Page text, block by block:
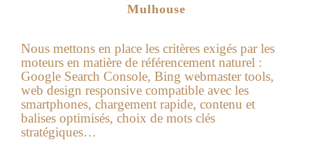
Mulhouse
Nous mettons en place les critères exigés par les
moteurs en matière de référencement naturel :
Google Search Console, Bing webmaster tools,
web design responsive compatible avec les
smartphones, chargement rapide, contenu et
balises optimisés, choix de mots clés
stratégiques…